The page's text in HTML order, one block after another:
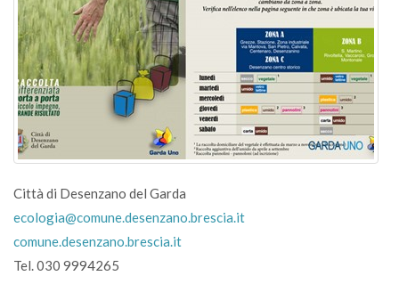
Città di Desenzano del Garda
ecologia@comune.desenzano.brescia.it
comune.desenzano.brescia.it
Tel. 030 9994265